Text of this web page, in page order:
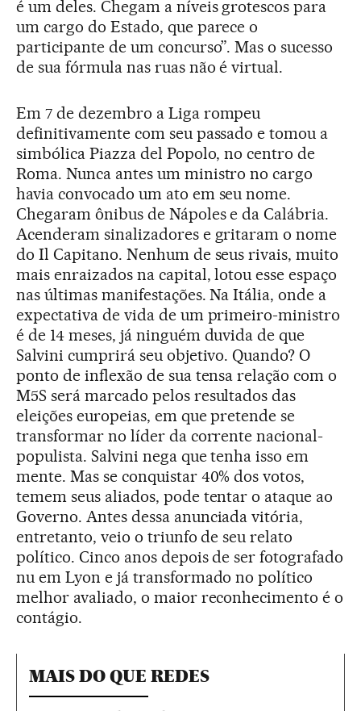
é um deles. Chegam a níveis grotescos para
um cargo do Estado, que parece o
participante de um concurso”. Mas o sucesso
de sua fórmula nas ruas não é virtual.
Em 7 de dezembro a Liga rompeu
definitivamente com seu passado e tomou a
simbólica Piazza del Popolo, no centro de
Roma. Nunca antes um ministro no cargo
havia convocado um ato em seu nome.
Chegaram ônibus de Nápoles e da Calábria.
Acenderam sinalizadores e gritaram o nome
do Il Capitano. Nenhum de seus rivais, muito
mais enraizados na capital, lotou esse espaço
nas últimas manifestações. Na Itália, onde a
expectativa de vida de um primeiro-ministro
é de 14 meses, já ninguém duvida de que
Salvini cumprirá seu objetivo. Quando? O
ponto de inflexão de sua tensa relação com o
M5S será marcado pelos resultados das
eleições europeias, em que pretende se
transformar no líder da corrente nacional-
populista. Salvini nega que tenha isso em
mente. Mas se conquistar 40% dos votos,
temem seus aliados, pode tentar o ataque ao
Governo. Antes dessa anunciada vitória,
entretanto, veio o triunfo de seu relato
político. Cinco anos depois de ser fotografado
nu em Lyon e já transformado no político
melhor avaliado, o maior reconhecimento é o
contágio.
MAIS DO QUE REDES